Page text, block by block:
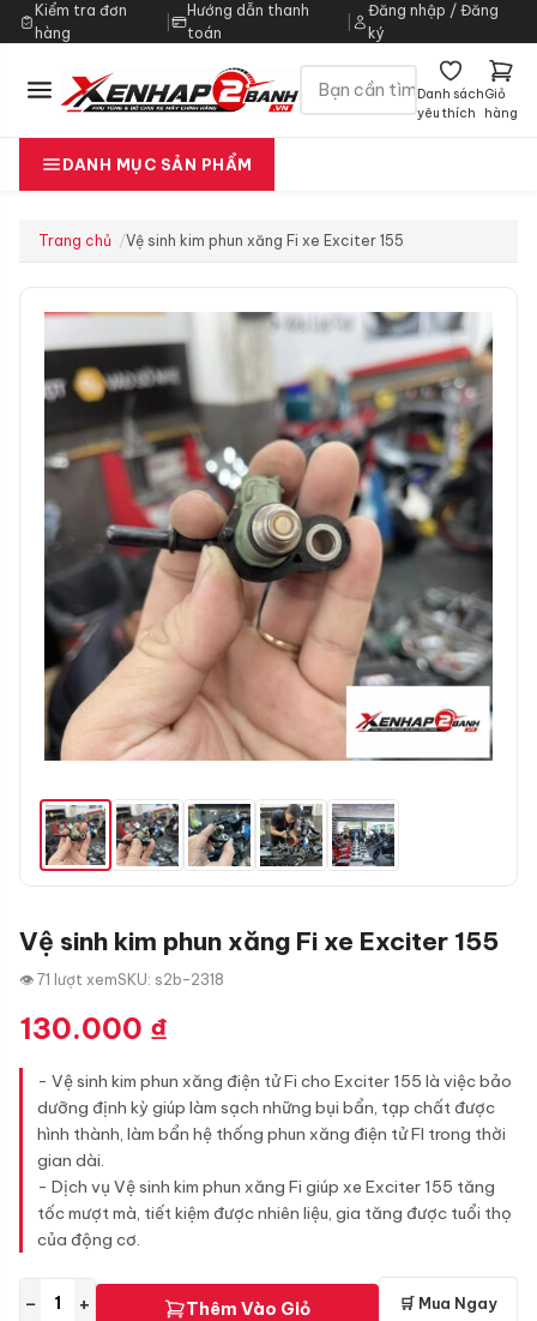
Kiểm tra đơn
hàng
|
Hướng dẫn thanh
toán
Đăng nhập / Đăng
ký
Danh sách
yêu thích
Giỏ
hàng
DANH MỤC SẢN PHẨM
Trang chủ Vệ sinh kim phun xăng Fi xe Exciter 155
Vệ sinh kim phun xăng Fi xe Exciter 155
👁 71 lượt xemSKU: s2b-2318
130.000 ₫
- Vệ sinh kim phun xăng điện tử Fi cho Exciter 155 là việc bảo
dưỡng định kỳ giúp làm sạch những bụi bẩn, tạp chất được
hình thành, làm bẩn hệ thống phun xăng điện tử FI trong thời
gian dài.
- Dịch vụ Vệ sinh kim phun xăng Fi giúp xe Exciter 155 tăng
tốc mượt mà, tiết kiệm được nhiên liệu, gia tăng được tuổi thọ
của động cơ.
− + Thêm Vào Giỏ 🛒 Mua Ngay